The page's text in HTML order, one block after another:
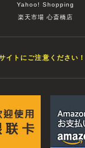
Yahoo! Shopping
楽天市場 心斎橋店
イトにご注意ください！